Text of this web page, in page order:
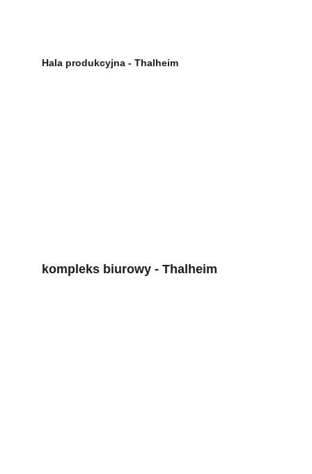
Hala produkcyjna - Thalheim
kompleks biurowy - Thalheim